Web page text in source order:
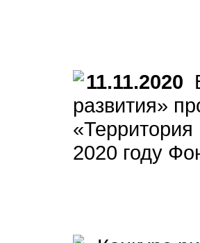
11.11.2020
развития»
2020 году